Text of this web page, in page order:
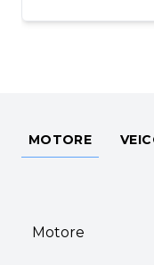
MOTORE
Motore